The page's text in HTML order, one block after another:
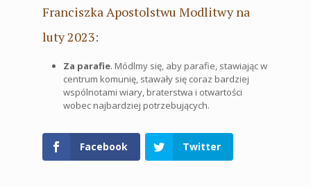
Franciszka Apostolstwu Modlitwy na
luty 2023:
Za parafie. Módlmy się, aby parafie, stawiając w
centrum komunię, stawały się coraz bardziej
wspólnotami wiary, braterstwa i otwartości
wobec najbardziej potrzebujących.
Facebook Twitter